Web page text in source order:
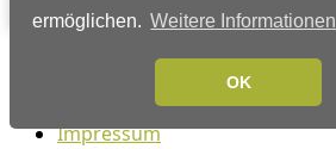
ermöglichen. Weitere Informationen
OK
Verlags-Service
Impressum